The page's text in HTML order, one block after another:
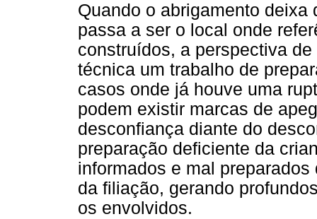
Quando o abrigamento
passa a ser o local onde
construídos, a perspectiva
técnica um trabalho de
casos onde já houve uma
podem existir marcas de
desconfiança diante do
preparação deficiente da
informados e mal
da filiação, gerando
os envolvidos.